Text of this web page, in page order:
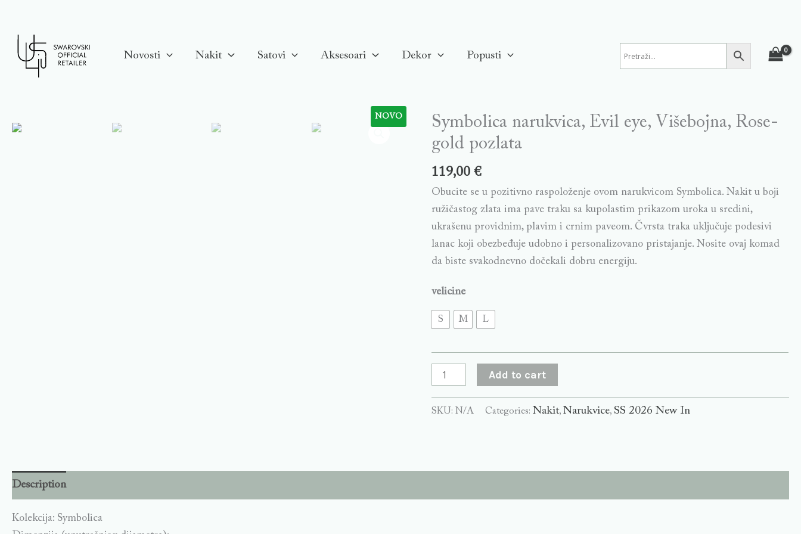
content
Novosti
Nakit Satovi Aksesoari Dekor Popusti
NOVO
Symbolica narukvica, Evil eye, Višebojna, Rose-
gold pozlata
119,00€
Obucite se u pozitivno raspoloženje ovom narukvicom Symbolica. Nakit u boji
ružičastog zlata ima pave traku sa kupolastim prikazom uroka u sredini,
ukrašenu providnim, plavim i crnim paveom. Čvrsta traka uključuje podesivi
lanac koji obezbeđuje udobno i personalizovano pristajanje. Nosite ovaj komad
da biste svakodnevno dočekali dobru energiju.
velicine
S M L
Symbolica
narukvica,
Evil
eye,
Višebojna,
Rose-
gold
pozlata
quantity
Add to cart
SKU:N/A Categories:Nakit,Narukvice, SS 2026 New In
Description
Kolekcija: Symbolica